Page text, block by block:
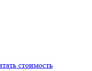
стоимость